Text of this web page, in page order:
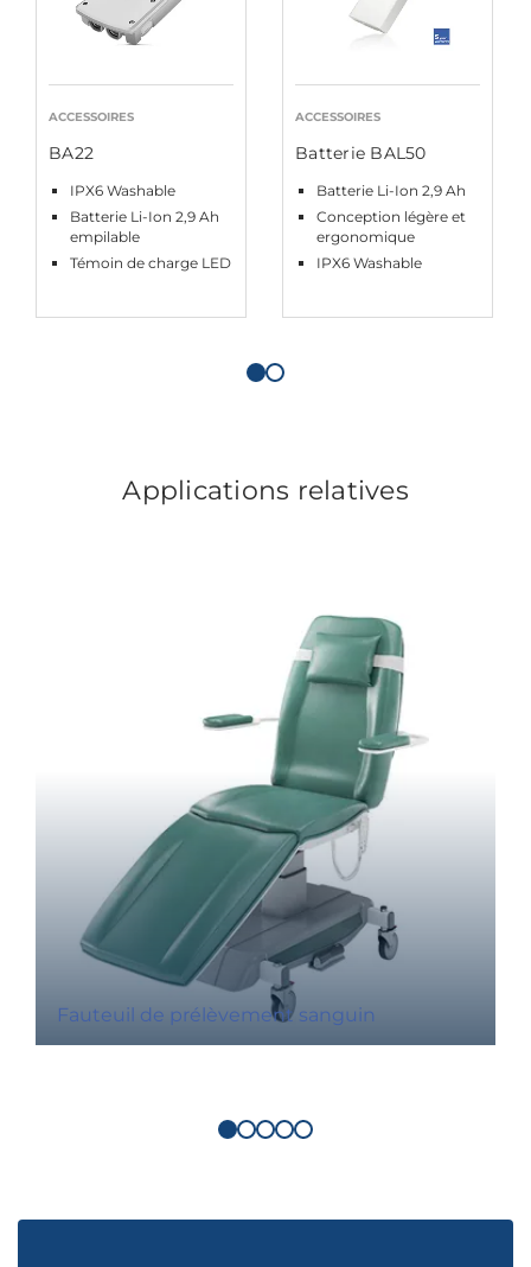
ACCESSOIRES
BA22
IPX6 Washable
Batterie Li-Ion 2,9 Ah
empilable
Témoin de charge LED
ACCESSOIRES
Batterie BAL50
Batterie Li-Ion 2,9 Ah
Conception légère et
ergonomique
IPX6 Washable
Applications relatives
Fauteuil de prélèvement sanguin